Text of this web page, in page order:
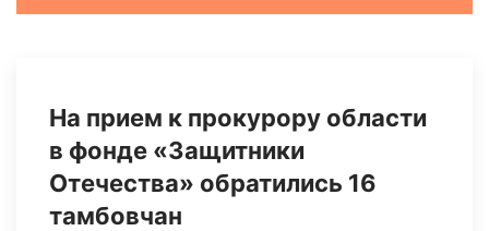
На прием к прокурору области
в фонде «Защитники
Отечества» обратились 16
тамбовчан